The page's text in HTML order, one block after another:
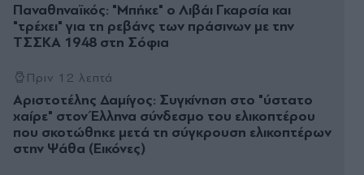
Παναθηναϊκός: "Μπήκε" ο Λιβάι Γκαρσία και
"τρέχει" για τη ρεβάνς των πράσινων με την
ΤΣΣΚΑ 1948 στη Σόφια
Πριν 12 λεπτά
Αριστοτέλης Δαμίγος: Συγκίνηση στο "ύστατο
χαίρε" στον Έλληνα σύνδεσμο του ελικοπτέρου
που σκοτώθηκε μετά τη σύγκρουση ελικοπτέρων
στην Ψάθα (Εικόνες)